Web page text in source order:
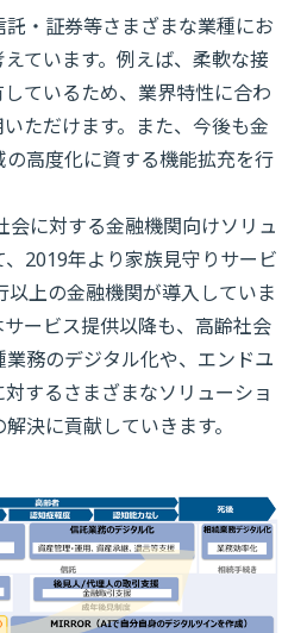
・証券等さまざまな業種にお
ています。例えば、柔軟な接
ているため、業界特性に合わ
ただけます。また、今後も金
高度化に資する機能拡充を行
に対する金融機関向けソリュ
2019年より家族見守りサービ
上の金融機関が導入していま
ービス提供以降も、高齢社会
務のデジタル化や、エンドユ
するさまざまなソリューショ
決に貢献していきます。